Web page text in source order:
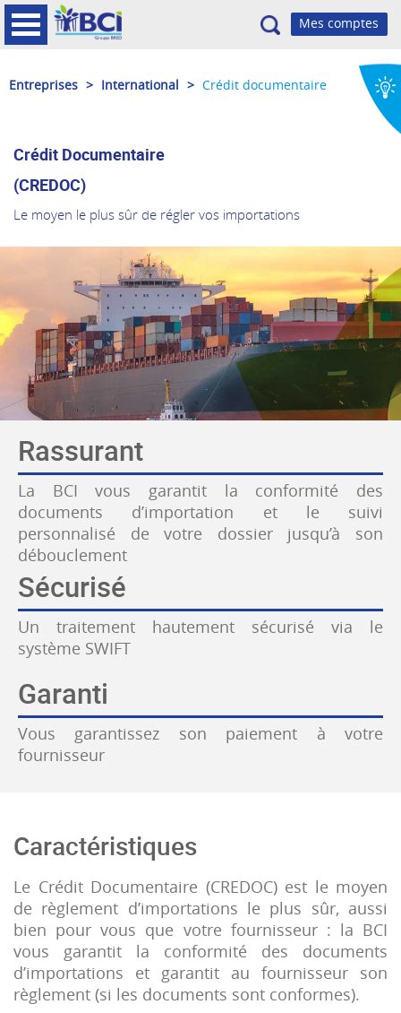
Recherche
Entreprises > International > Crédit documentaire
Crédit Documentaire
(CREDOC)
Le moyen le plus sûr de régler vos importations
Rassurant
La BCI vous garantit la conformité des
documents d’importation et le suivi
personnalisé de votre dossier jusqu’à son
débouclement
Sécurisé
Un traitement hautement sécurisé via le
système SWIFT
Garanti
Vous garantissez son paiement à votre
fournisseur
Caractéristiques
Le Crédit Documentaire (CREDOC) est le moyen
de règlement d’importations le plus sûr, aussi
bien pour vous que votre fournisseur : la BCI
vous garantit la conformité des documents
d’importations et garantit au fournisseur son
règlement (si les documents sont conformes).